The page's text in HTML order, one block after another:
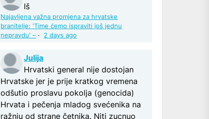
Iš
Najavljena važna promjena za hrvatske
branitelje: 'Time ćemo ispraviti još jednu
nepravdu' – · 2 days ago
Julija
Hrvatski general nije dostojan
Hrvatske jer je prije kratkog vremena
odšutio proslavu pokolja (genocida)
Hrvata i pečenja mladog svećenika na
ražnju od strane četnika. Niti zucnuo